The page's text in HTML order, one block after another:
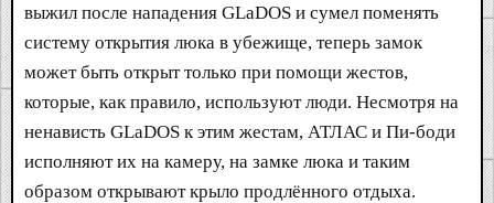
выжил после нападения GLaDOS и сумел поменять
систему открытия люка в убежище, теперь замок
может быть открыт только при помощи жестов,
которые, как правило, используют люди. Несмотря на
ненависть GLaDOS к этим жестам, АТЛАС и Пи-боди
исполняют их на камеру, на замке люка и таким
образом открывают крыло продлённого отдыха.